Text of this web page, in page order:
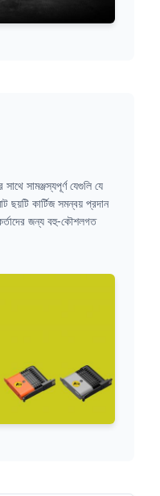
সামঞ্জস্যপূর্ণ যেগুলি যে
ছয়টি কার্টিজ সমন্বয় প্রদান
জন্য বহু-কৌশলগত